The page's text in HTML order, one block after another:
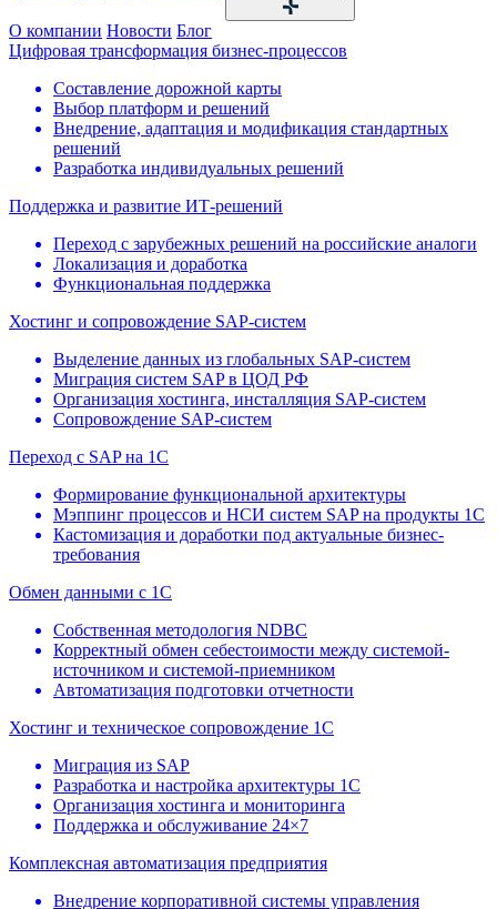
О компании Новости Блог
Цифровая трансформация бизнес-процессов
Составление дорожной карты
Выбор платформ и решений
Внедрение, адаптация и модификация стандартных
решений
Разработка индивидуальных решений
Поддержка и развитие ИТ-решений
Переход с зарубежных решений на российские аналоги
Локализация и доработка
Функциональная поддержка
Хостинг и сопровождение SAP-систем
Выделение данных из глобальных SAP-систем
Миграция систем SAP в ЦОД РФ
Организация хостинга, инсталляция SAP-систем
Сопровождение SAP-систем
Переход с SAP на 1С
Формирование функциональной архитектуры
Мэппинг процессов и НСИ систем SAP на продукты 1С
Кастомизация и доработки под актуальные бизнес-
требования
Обмен данными с 1С
Собственная методология NDBC
Корректный обмен себестоимости между системой-
источником и системой-приемником
Автоматизация подготовки отчетности
Хостинг и техническое сопровождение 1С
Миграция из SAP
Разработка и настройка архитектуры 1С
Организация хостинга и мониторинга
Поддержка и обслуживание 24×7
Комплексная автоматизация предприятия
Внедрение корпоративной системы управления